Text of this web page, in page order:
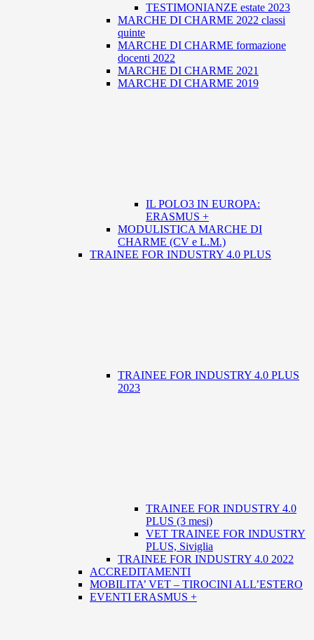
TESTIMONIANZE estate 2023
MARCHE DI CHARME 2022 classi
quinte
MARCHE DI CHARME formazione
docenti 2022
MARCHE DI CHARME 2021
MARCHE DI CHARME 2019
IL POLO3 IN EUROPA:
ERASMUS +
MODULISTICA MARCHE DI
CHARME (CV e L.M.)
TRAINEE FOR INDUSTRY 4.0 PLUS
TRAINEE FOR INDUSTRY 4.0 PLUS
2023
TRAINEE FOR INDUSTRY 4.0
PLUS (3 mesi)
VET TRAINEE FOR INDUSTRY
PLUS, Siviglia
TRAINEE FOR INDUSTRY 4.0 2022
ACCREDITAMENTI
MOBILITA’ VET – TIROCINI ALL’ESTERO
EVENTI ERASMUS +